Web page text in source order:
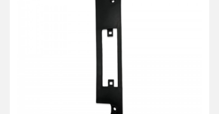
Оптика и светотехника
Запчасти кузова и зеркала
Малый коммерческий транспорт
Маркировочные знаки и светоотражатели
Пневматические соединения